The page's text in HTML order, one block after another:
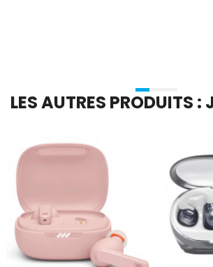
LES AUTRES PRODUITS :